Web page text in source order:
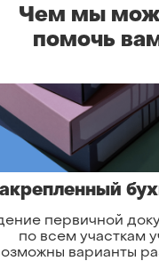
Чем мы
помочь
первичной
по всем участкам
варианты